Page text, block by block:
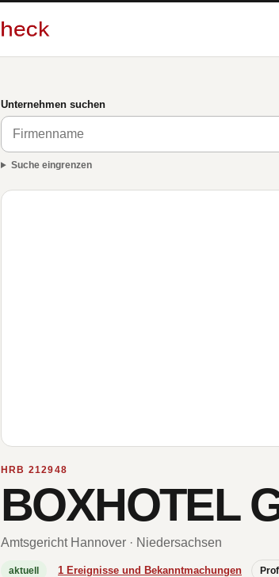
Unternehmen suchen
Suche eingrenzen
HRB 212948
BOXHOTEL
Amtsgericht Hannover · Niedersachsen
aktuell 1 Ereignisse und Bekanntmachungen